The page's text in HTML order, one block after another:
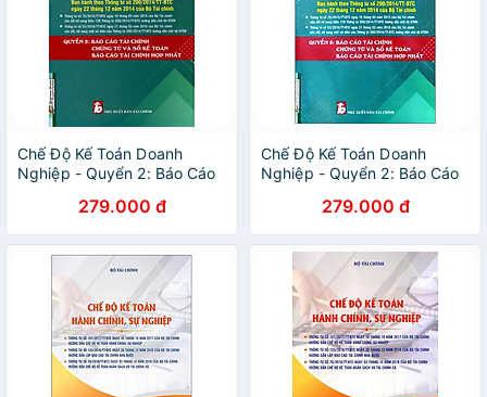
Chế Độ Kế Toán Doanh
Nghiệp - Quyển 2: Báo Cáo
Sách Kế Toán, Báo Cáo Tài
Chính Hợp Nhất
279.000 đ
Chế Độ Kế Toán Doanh
Nghiệp - Quyển 2: Báo Cáo
Sách Kế Toán, Báo Cáo Tài
Chính Hợp Nhất
279.000 đ